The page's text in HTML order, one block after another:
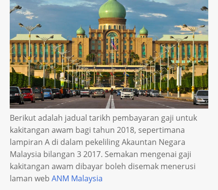
Berikut adalah jadual tarikh pembayaran gaji untuk
kakitangan awam bagi tahun 2018, sepertimana
lampiran A di dalam pekeliling Akauntan Negara
Malaysia bilangan 3 2017. Semakan mengenai gaji
kakitangan awam dibayar boleh disemak menerusi
laman web ANM Malaysia